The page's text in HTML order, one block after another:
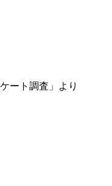
ート調査」より